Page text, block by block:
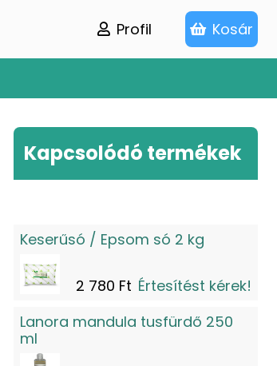
Profil Kosár
Kapcsolódó termékek
Keserűsó / Epsom só 2 kg
2 780 Ft Értesítést kérek!
Lanora mandula tusfürdő 250
ml